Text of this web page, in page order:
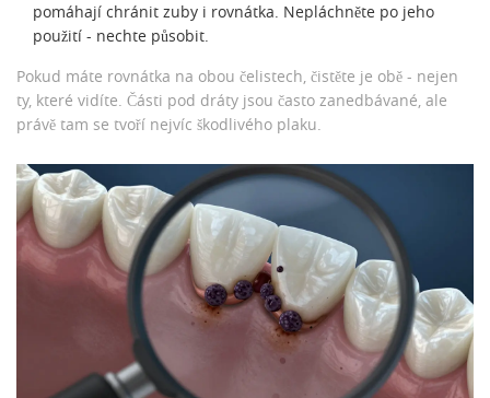
pomáhají chránit zuby i rovnátka. Nepláchněte po jeho
použití - nechte působit.
Pokud máte rovnátka na obou čelistech, čistěte je obě - nejen
ty, které vidíte. Části pod dráty jsou často zanedbávané, ale
právě tam se tvoří nejvíc škodlivého plaku.